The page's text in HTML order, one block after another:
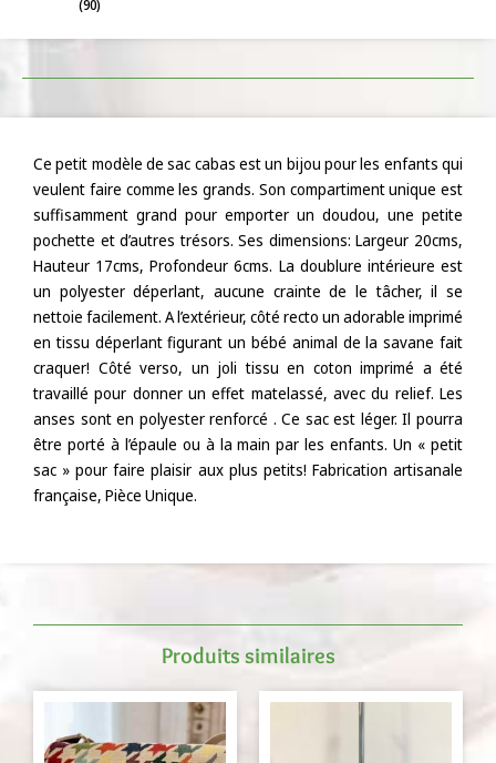
(90)
Ce petit modèle de sac cabas est un bijou pour les enfants qui
veulent faire comme les grands. Son compartiment unique est
suffisamment grand pour emporter un doudou, une petite
pochette et d’autres trésors. Ses dimensions: Largeur 20cms,
Hauteur 17cms, Profondeur 6cms. La doublure intérieure est
un polyester déperlant, aucune crainte de le tâcher, il se
nettoie facilement. A l’extérieur, côté recto un adorable imprimé
en tissu déperlant figurant un bébé animal de la savane fait
craquer! Côté verso, un joli tissu en coton imprimé a été
travaillé pour donner un effet matelassé, avec du relief. Les
anses sont en polyester renforcé . Ce sac est léger. Il pourra
être porté à l’épaule ou à la main par les enfants. Un « petit
sac » pour faire plaisir aux plus petits! Fabrication artisanale
française, Pièce Unique.
Produits similaires